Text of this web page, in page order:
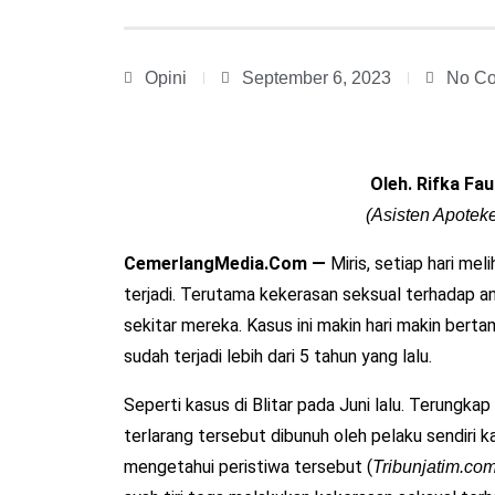
Opini September 6, 2023 No
Oleh. Rifka
(Asisten
CemerlangMedia.Com — Miris, setiap hari
terjadi. Terutama kekerasan seksual terhadap
sekitar mereka. Kasus ini makin hari makin
sudah terjadi lebih dari 5 tahun yang lalu.
Seperti kasus di Blitar pada Juni lalu.
terlarang tersebut dibunuh oleh pelaku sendiri
mengetahui peristiwa tersebut (